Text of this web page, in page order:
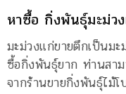
หาซื้อ กิ่งพันธุ์มะม่ว
มะม่วงแก่ขายตึกเป็นม
ซื้อกิ่งพันธุ์ยาก ท่านสา
จากร้านขายกิ่งพันธุ์ไม้